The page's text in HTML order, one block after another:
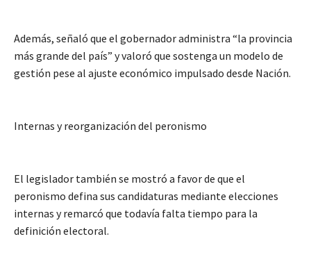
Además, señaló que el gobernador administra “la provincia
más grande del país” y valoró que sostenga un modelo de
gestión pese al ajuste económico impulsado desde Nación.
Internas y reorganización del peronismo
El legislador también se mostró a favor de que el
peronismo defina sus candidaturas mediante elecciones
internas y remarcó que todavía falta tiempo para la
definición electoral.